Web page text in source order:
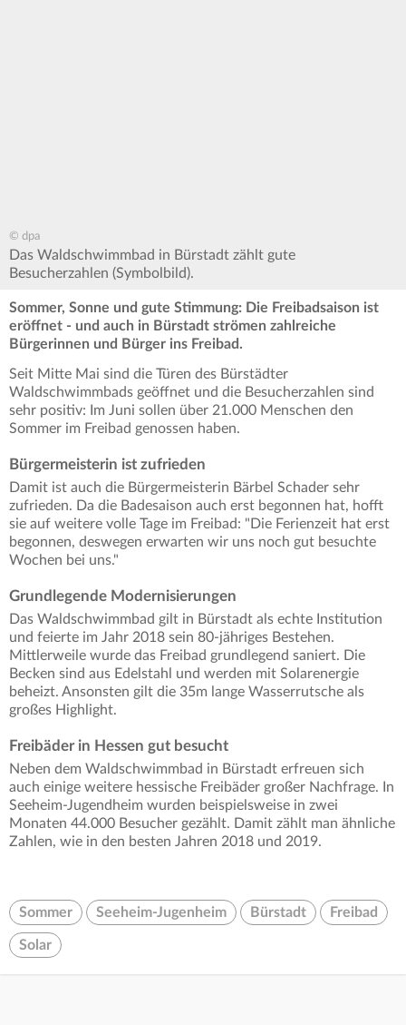
© dpa
Das Waldschwimmbad in Bürstadt zählt gute
Besucherzahlen (Symbolbild).
Sommer, Sonne und gute Stimmung: Die Freibadsaison ist
eröffnet - und auch in Bürstadt strömen zahlreiche
Bürgerinnen und Bürger ins Freibad.
Seit Mitte Mai sind die Türen des Bürstädter
Waldschwimmbads geöffnet und die Besucherzahlen sind
sehr positiv: Im Juni sollen über 21.000 Menschen den
Sommer im Freibad genossen haben.
Bürgermeisterin ist zufrieden
Damit ist auch die Bürgermeisterin Bärbel Schader sehr
zufrieden. Da die Badesaison auch erst begonnen hat, hofft
sie auf weitere volle Tage im Freibad: "Die Ferienzeit hat erst
begonnen, deswegen erwarten wir uns noch gut besuchte
Wochen bei uns."
Grundlegende Modernisierungen
Das Waldschwimmbad gilt in Bürstadt als echte Institution
und feierte im Jahr 2018 sein 80-jähriges Bestehen.
Mittlerweile wurde das Freibad grundlegend saniert. Die
Becken sind aus Edelstahl und werden mit Solarenergie
beheizt. Ansonsten gilt die 35m lange Wasserrutsche als
großes Highlight.
Freibäder in Hessen gut besucht
Neben dem Waldschwimmbad in Bürstadt erfreuen sich
auch einige weitere hessische Freibäder großer Nachfrage. In
Seeheim-Jugendheim wurden beispielsweise in zwei
Monaten 44.000 Besucher gezählt. Damit zählt man ähnliche
Zahlen, wie in den besten Jahren 2018 und 2019.
Sommer Seeheim-Jugenheim Bürstadt Freibad
Solar